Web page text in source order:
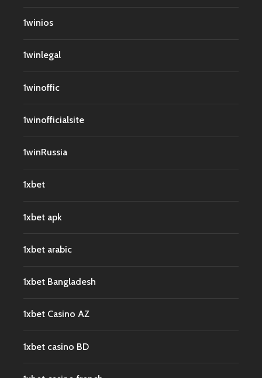
1winios
1winlegal
1winoffic
1winofficialsite
1winRussia
1xbet
1xbet apk
1xbet arabic
1xbet Bangladesh
1xbet Casino AZ
1xbet casino BD